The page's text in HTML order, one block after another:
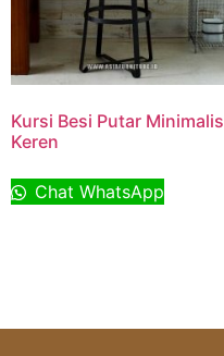
Kursi Besi Putar Minimalis
Keren
Chat WhatsApp